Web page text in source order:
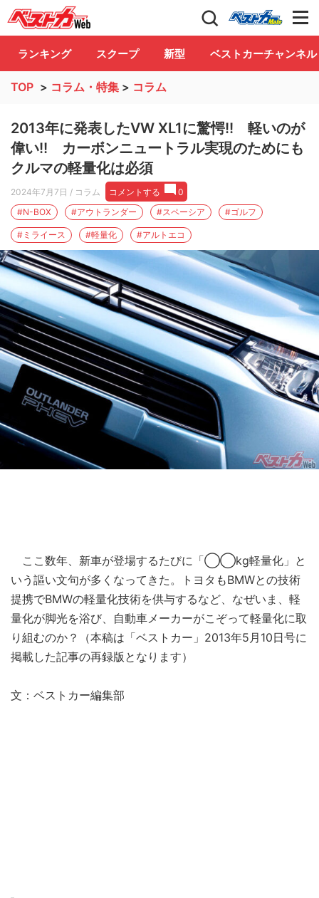
自動車情報誌「ベストカー」 Club
ランキング スクープ 新型 ベストカーチャンネル
TOP > コラム・特集 > コラム
2013年に発表したVW XL1に驚愕!! 軽いのが
偉い!! カーボンニュートラル実現のためにも
クルマの軽量化は必須
2024年7月7日 / コラム コメントする
0
#N-BOX
#アウトランダー #スペーシア #ゴルフ
#ミライース #軽量化 #アルトエコ
ここ数年、新車が登場するたびに「◯◯kg軽量化」と
いう謳い文句が多くなってきた。トヨタもBMWとの技術
提携でBMWの軽量化技術を供与するなど、なぜいま、軽
量化が脚光を浴び、自動車メーカーがこぞって軽量化に取
り組むのか？（本稿は「ベストカー」2013年5月10日号に
掲載した記事の再録版となります）
文：ベストカー編集部